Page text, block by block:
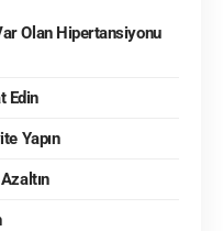
Olan Hipertansiyonu
Edin
Yapın